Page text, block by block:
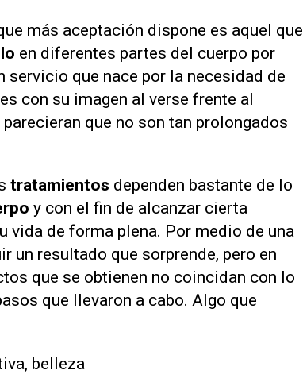
más aceptación dispone es aquel que
en diferentes partes del cuerpo por
servicio que nace por la necesidad de
con su imagen al verse frente al
que no son tan prolongados
tratamientos dependen bastante de lo
y con el fin de alcanzar cierta
vida de forma plena. Por medio de una
un resultado que sorprende, pero en
que se obtienen no coincidan con lo
que llevaron a cabo. Algo que